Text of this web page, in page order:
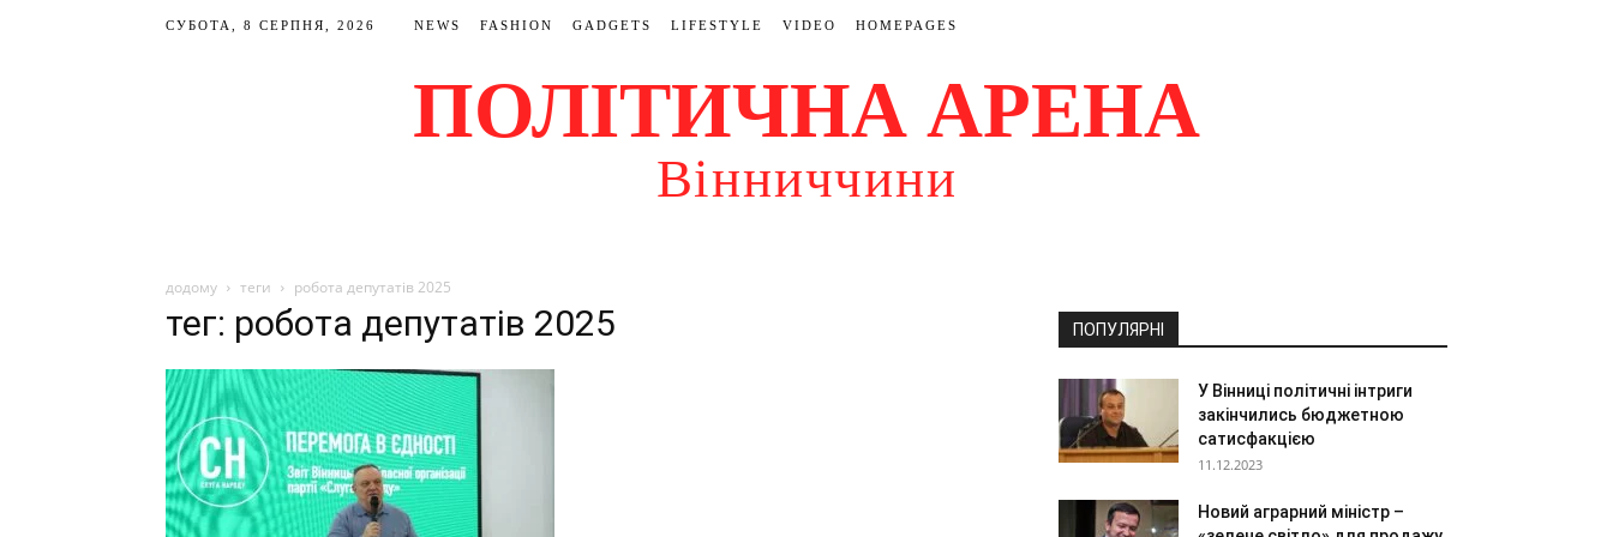
СУБОТА, 8 СЕРПНЯ, 2026 NEWS FASHION GADGETS LIFESTYLE VIDEO HOMEPAGES
ПОЛІТИЧНА АРЕНА
Вінниччини
додому теги робота депутатів 2025
тег: робота депутатів 2025 ПОПУЛЯРНІ
У Вінниці політичні інтриги
закінчились бюджетною
сатисфакцією
11.12.2023
Новий аграрний міністр –